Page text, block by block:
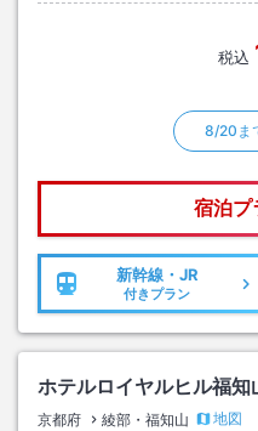
税込
8/20ま
宿泊プ
新幹線・JR
付きプラン
ホテルロイヤルヒル福知
京都府 綾部・福知山
地図